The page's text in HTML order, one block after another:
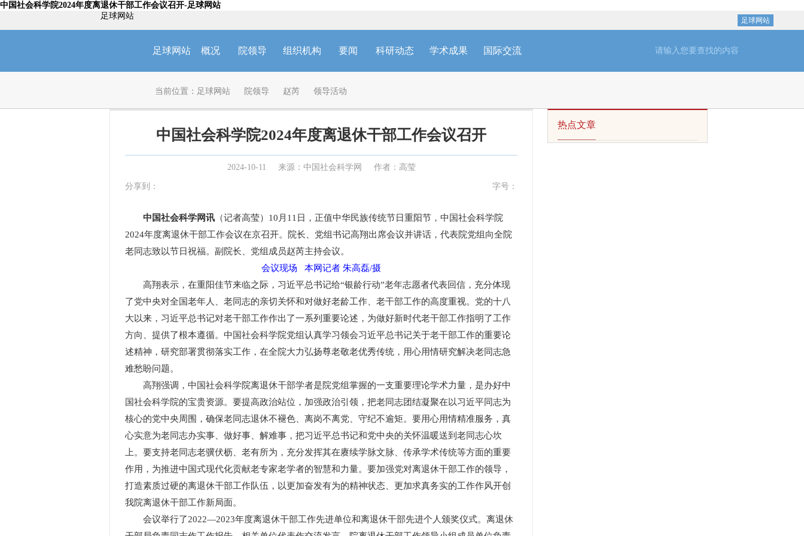
中国社会科学院2024年度离退休干部工作会议召开-足球网站
足球网站
足球网站
足球网站 概况 院领导 组织机构 要闻 科研动态 学术成果 国际交流
当前位置： 足球网站 院领导 赵芮 领导活动
中国社会科学院2024年度离退休干部工作会议召开
2024-10-11 来源：中国社会科学网 作者：高莹
分享到： 字号：
中国社会科学网讯 （记者高莹）10月11日，正值中华民族传统节日重阳节，中国社会科学院
2024年度离退休干部工作会议在京召开。院长、党组书记高翔出席会议并讲话，代表院党组向全院
老同志致以节日祝福。副院长、党组成员赵芮主持会议。
会议现场 本网记者 朱高磊/摄
高翔表示，在重阳佳节来临之际，习近平总书记给“银龄行动”老年志愿者代表回信，充分体现
了党中央对全国老年人、老同志的亲切关怀和对做好老龄工作、老干部工作的高度重视。党的十八
大以来，习近平总书记对老干部工作作出了一系列重要论述，为做好新时代老干部工作指明了工作
方向、提供了根本遵循。中国社会科学院党组认真学习领会习近平总书记关于老干部工作的重要论
述精神，研究部署贯彻落实工作，在全院大力弘扬尊老敬老优秀传统，用心用情研究解决老同志急
难愁盼问题。
高翔强调，中国社会科学院离退休干部学者是院党组掌握的一支重要理论学术力量，是办好中
国社会科学院的宝贵资源。要提高政治站位，加强政治引领，把老同志团结凝聚在以习近平同志为
核心的党中央周围，确保老同志退休不褪色、离岗不离党、守纪不逾矩。要用心用情精准服务，真
心实意为老同志办实事、做好事、解难事，把习近平总书记和党中央的关怀温暖送到老同志心坎
上。要支持老同志老骥伏枥、老有所为，充分发挥其在赓续学脉文脉、传承学术传统等方面的重要
作用，为推进中国式现代化贡献老专家老学者的智慧和力量。要加强党对离退休干部工作的领导，
打造素质过硬的离退休干部工作队伍，以更加奋发有为的精神状态、更加求真务实的工作作风开创
我院离退休干部工作新局面。
会议举行了2022—2023年度离退休干部工作先进单位和离退休干部先进个人颁奖仪式。离退休
热点文章